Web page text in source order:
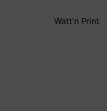
Watt'n Print